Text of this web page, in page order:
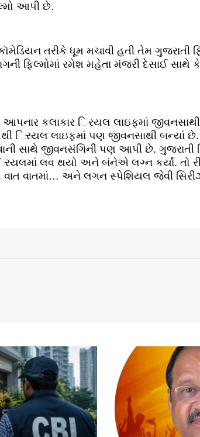
આપી છે.
તરીકે ધૂમ મચાવી હતી તેમ ગુજરાતી
ફિલ્મોમાં રમેશ મહેતા મંજરી દેસાઈ સાથે
આપનાર કલાકાર િરયલ લાઇફમાં
િરયલ લાઇફમાં પણ જીવનસાથી બન્યાં
સાથે જીવનસંગિની પણ આપી છે. ગુજરાતી
િરયલમાં લવ થયો અને બંનેએ લગ્ન કર્યાં. તો
વાત વાતમાં… અને લગન સ્પેશિયલ જેવી